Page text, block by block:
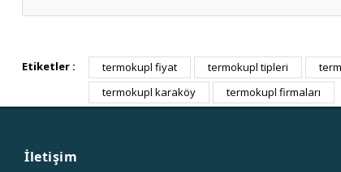
Etiketler : termokupl fiyat termokupl tipleri
termokupl karaköy
termokupl firmaları
İletişim